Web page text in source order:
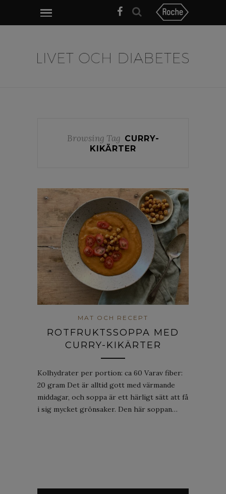
Browsing Tag CURRY-
KIKÄRTER
MAT OCH RECEPT
ROTFRUKTSSOPPA MED
CURRY-KIKÄRTER
Kolhydrater per portion: ca 60 Varav fiber:
20 gram Det är alltid gott med värmande
middagar, och soppa är ett härligt sätt att få
i sig mycket grönsaker. Den här soppan…